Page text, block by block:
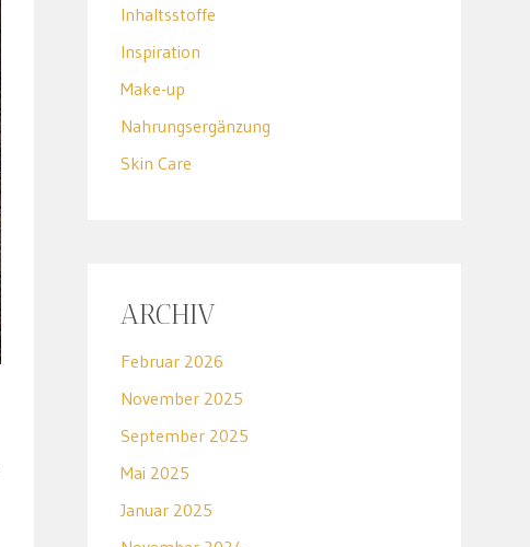
Inhaltsstoffe
Inspiration
Make-up
Nahrungsergänzung
Skin Care
ARCHIV
Februar 2026
November 2025
September 2025
Mai 2025
Januar 2025